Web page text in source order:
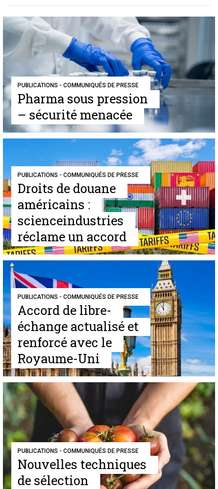
PUBLICATIONS - COMMUNIQUÉS DE PRESSE
Pharma sous pression
– sécurité menacée
PUBLICATIONS - COMMUNIQUÉS DE PRESSE
Droits de douane
américains :
scienceindustries
réclame un accord
PUBLICATIONS - COMMUNIQUÉS DE PRESSE
Accord de libre-
échange actualisé et
renforcé avec le
Royaume-Uni
PUBLICATIONS - COMMUNIQUÉS DE PRESSE
Nouvelles techniques
de sélection